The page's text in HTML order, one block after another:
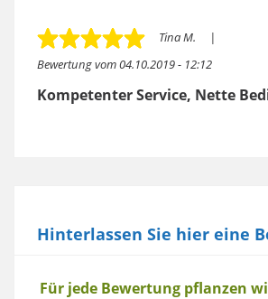
Bewertung vom04.10.2019 - 12:12
Tina M.
Kompetenter Service, Nette
Hinterlassen Sie hier eine
Baum
Für jede Bewertung pflanzen